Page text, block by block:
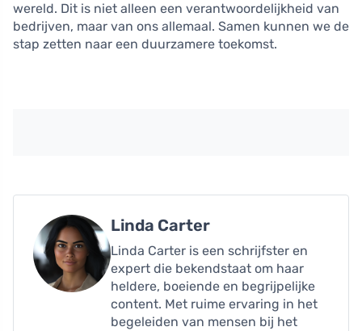
wereld. Dit is niet alleen een verantwoordelijkheid van
bedrijven, maar van ons allemaal. Samen kunnen we de
stap zetten naar een duurzamere toekomst.
Linda Carter
Linda Carter is een schrijfster en
expert die bekendstaat om haar
heldere, boeiende en begrijpelijke
content. Met ruime ervaring in het
begeleiden van mensen bij het